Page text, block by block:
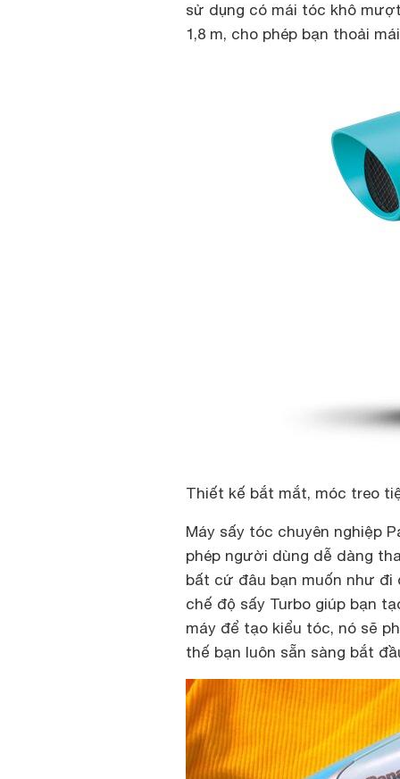
sử dụng có mái tóc khô
1,8 m, cho phép bạn thoải
Thiết kế bắt mắt, móc treo
Máy sấy tóc chuyên nghiệp
phép người dùng dễ dàng
bất cứ đâu bạn muốn như đi
chế độ sấy Turbo giúp bạn
máy để tạo kiểu tóc, nó sẽ
thế bạn luôn sẵn sàng bắt